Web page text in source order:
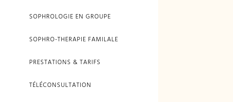
SOPHROLOGIE EN GROUPE
SOPHRO-THERAPIE FAMILALE
PRESTATIONS & TARIFS
TÉLÉCONSULTATION